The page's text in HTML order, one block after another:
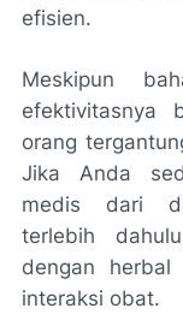
efisien.
Meskipun
efektivitasnya
orang
Jika Anda
medis dari
terlebih
dengan
interaksi obat.